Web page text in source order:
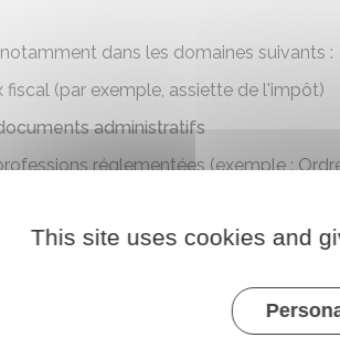
dans les domaines suivants :
fiscal (par exemple, assiette de l'impôt)
administratifs
réglementées (exemple :
militaire : recours devant la
des étrangers (par exemple, refus de
(délais de saisine, instance collégiale
selon les Rapo.
This site uses cookies and